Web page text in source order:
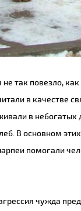
так повезло,
в качестве
в
В основном
помогали
чужда